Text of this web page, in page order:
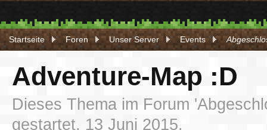
Startseite Foren Unser Server Events
Adventure-Map :D
Dieses Thema im Forum '
gestartet, 13 Juni 2015.